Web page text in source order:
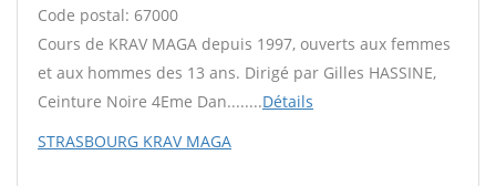
Code postal: 67000
Cours de KRAV MAGA depuis 1997, ouverts aux femmes
et aux hommes des 13 ans. Dirigé par Gilles HASSINE,
Ceinture Noire 4Eme Dan........Détails
STRASBOURG KRAV MAGA